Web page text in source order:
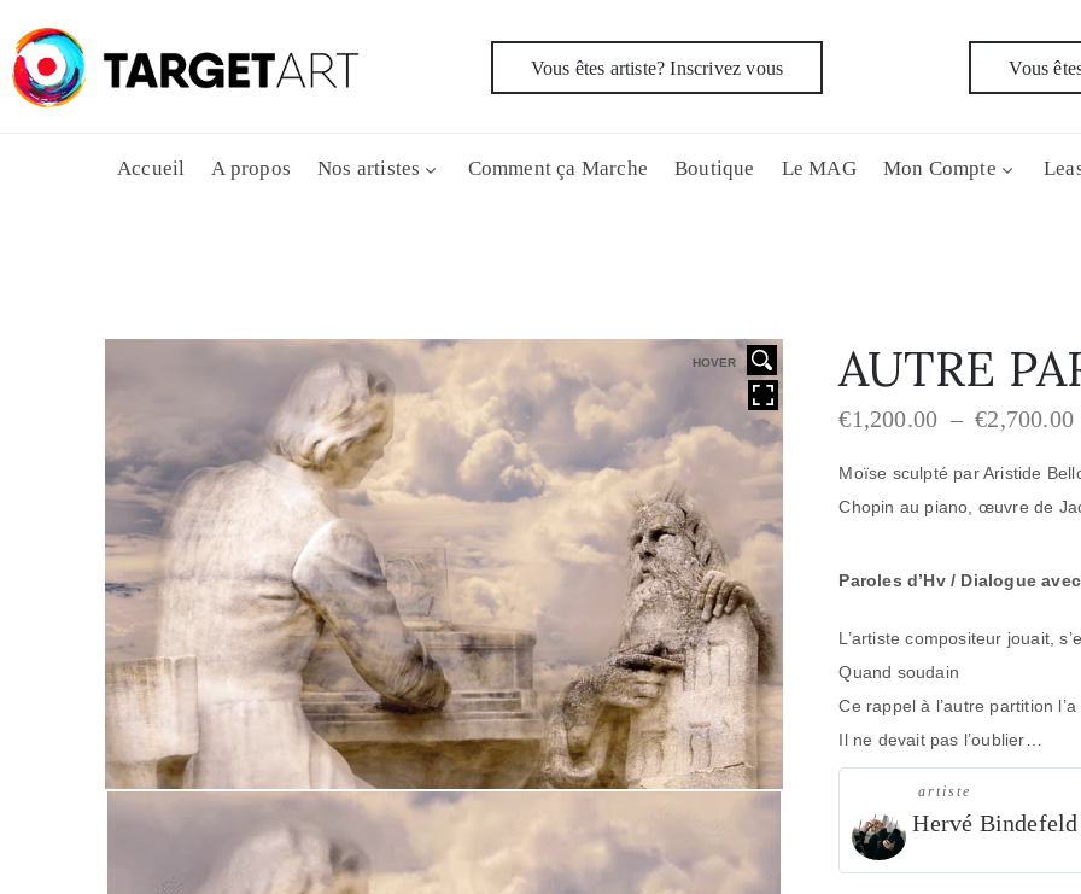
Vous êtes artiste? Inscrivez vous Vous
Accueil A propos Nos artistes Comment ça Marche Boutique Le MAG Mon Compte
HOVER AUTRE
€1,200.00 – €2,700.00
Moïse sculpté par Aristide
Chopin au piano, œuvre de
Paroles d’Hv / Dialogue
L’artiste compositeur jouait,
Quand soudain
Ce rappel à l’autre partition
Il ne devait pas l’oublier…
artiste
Hervé Bindefeld